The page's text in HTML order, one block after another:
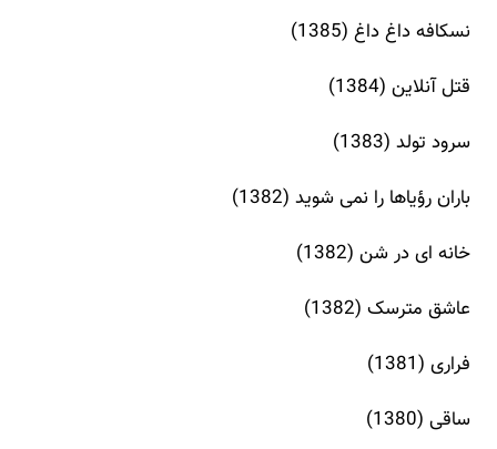
نسکافه داغ داغ (1385)
قتل آنلاین (1384)
سرود تولد (1383)
باران رؤیاها را نمی شوید (1382)
خانه ای در شن (1382)
عاشق مترسک (1382)
فراری (1381)
ساقی (1380)